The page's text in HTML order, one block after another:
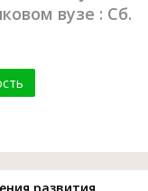
вузе : Сб.